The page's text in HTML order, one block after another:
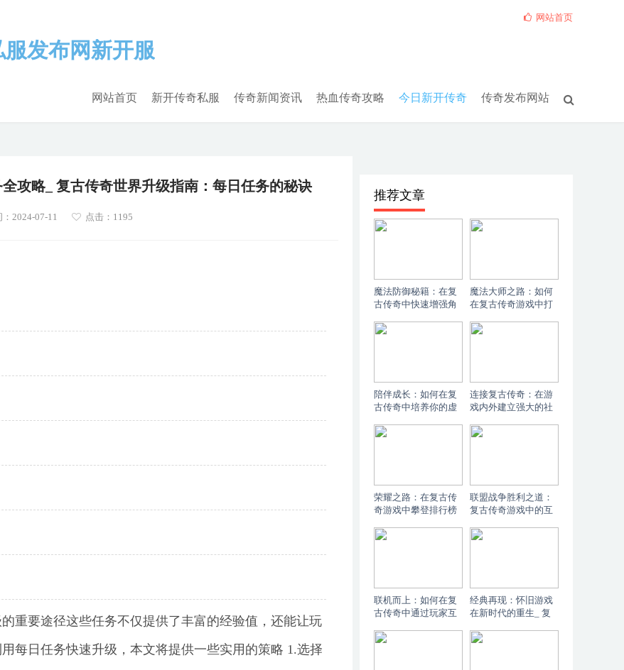
网站首页 新开传奇私服 传奇新闻资讯 热血传奇攻略 今日新开传奇 传奇发布网站
网站首页
攻略_ 复古传奇世界升级指南：每日任务的秘诀
2024-07-11 点击：1195
重要途径这些任务不仅提供了丰富的经验值，还能让玩
每日任务快速升级，本文将提供一些实用的策略 1.选择
推荐文章
魔法防御秘籍：在复
古传奇中快速增强角
攻略：提升你的魔法
魔法大师之路：如何
在复古传奇游戏中打
复古传奇游戏攻略：
陪伴成长：如何在复
古传奇中培养你的虚
宠物系统的魅力与成
连接复古传奇：在游
戏内外建立强大的社
戏社交网络完全指
荣耀之路：在复古传
奇游戏中攀登排行榜
戏排行榜攻略：如何
联盟战争胜利之道：
复古传奇游戏中的互
掌握联盟战争中的玩
联机而上：如何在复
古传奇中通过玩家互
奇背后的社交动力：
经典再现：怀旧游戏
在新时代的重生_ 复
现代复兴